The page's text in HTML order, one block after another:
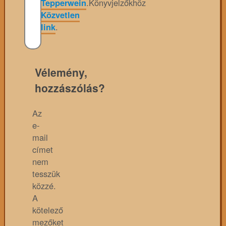
Közvetlen
link.
Vélemény,
hozzászólás?
Az
e-
mail
címet
nem
tesszük
közzé.
A
kötelező
mezőket